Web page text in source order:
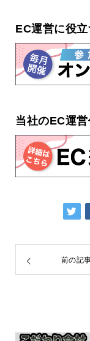
EC運営に役
当社のEC運
前の記